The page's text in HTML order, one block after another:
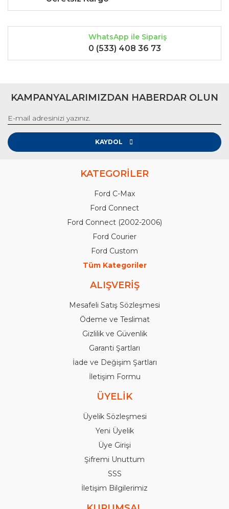
WhatsApp ile Sipariş
0 (533) 408 36 73
KAMPANYALARIMIZDAN HABERDAR OLUN
KAYDOL
KATEGORİLER
Ford C-Max
Ford Connect
Ford Connect (2002-2006)
Ford Courier
Ford Custom
Tüm Kategoriler
ALIŞVERİŞ
Mesafeli Satış Sözleşmesi
Ödeme ve Teslimat
Gizlilik ve Güvenlik
Garanti Şartları
İade ve Değişim Şartları
İletişim Formu
ÜYELİK
Üyelik Sözleşmesi
Yeni Üyelik
Üye Girişi
Şifremi Unuttum
SSS
İletişim Bilgilerimiz